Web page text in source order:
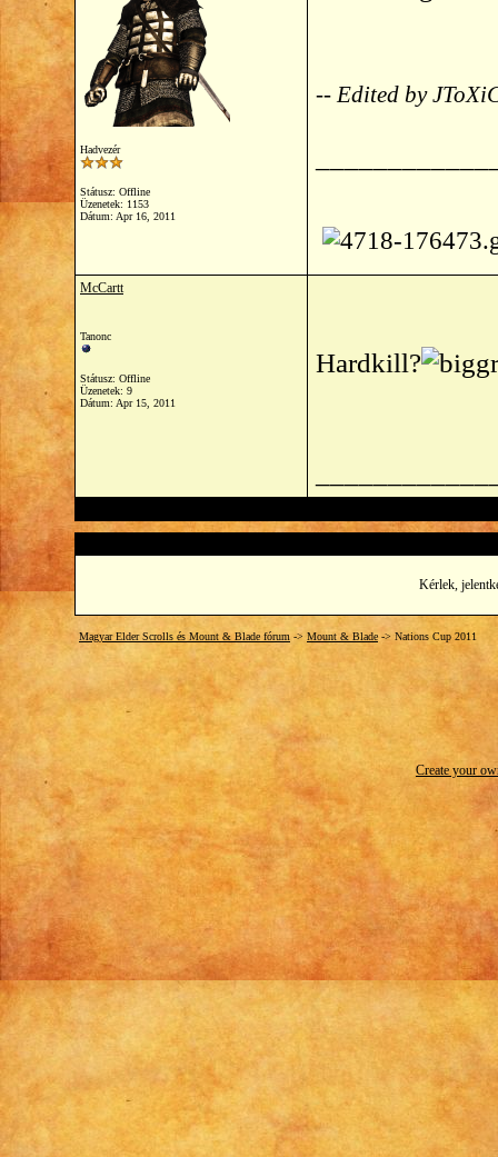
Hadvezér
Státusz: Offline
Üzenetek: 1153
Dátum: Apr 16, 2011
-- Edited by
McCartt
Tanonc
Státusz: Offline
Üzenetek: 9
Dátum: Apr 15, 2011
Hardkill?
Kérlek,
Magyar Elder Scrolls és Mount & Blade fórum -> Mount & Blade -> Nations Cup 2011
Create your